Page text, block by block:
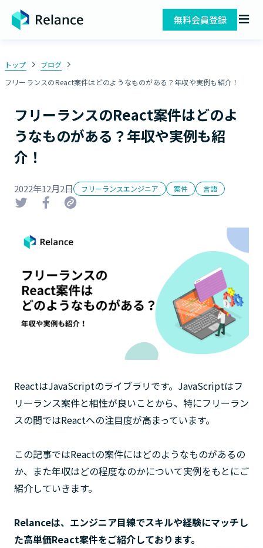
無料会員登録
トップ
ブログ
フリーランスのReact案件はどのようなものがある？年収や実例も紹介！
フリーランスのReact案件はどのよ
うなものがある？年収や実例も紹
介！
2022年12月2日 フリーランスエンジニア 案件 言語
ReactはJavaScriptのライブラリです。JavaScriptはフ
リーランス案件と相性が良いことから、特にフリーラン
スの間ではReactへの注目度が高まっています。
この記事ではReactの案件にはどのようなものがあるの
か、また年収はどの程度なのかについて実例をもとにご
紹介していきます。
Relanceは、エンジニア目線でスキルや経験にマッチし
た高単価React案件をご紹介しております。